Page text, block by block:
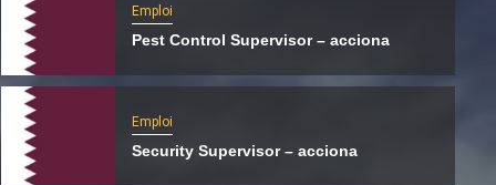
Emploi
Pest Control Supervisor – acciona
Emploi
Security Supervisor – acciona